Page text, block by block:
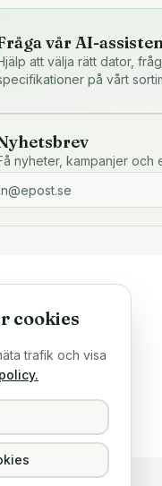
vår AI-
att välja rätt dator,
på vårt
nyheter, kampanjer
cookies
trafik och visa